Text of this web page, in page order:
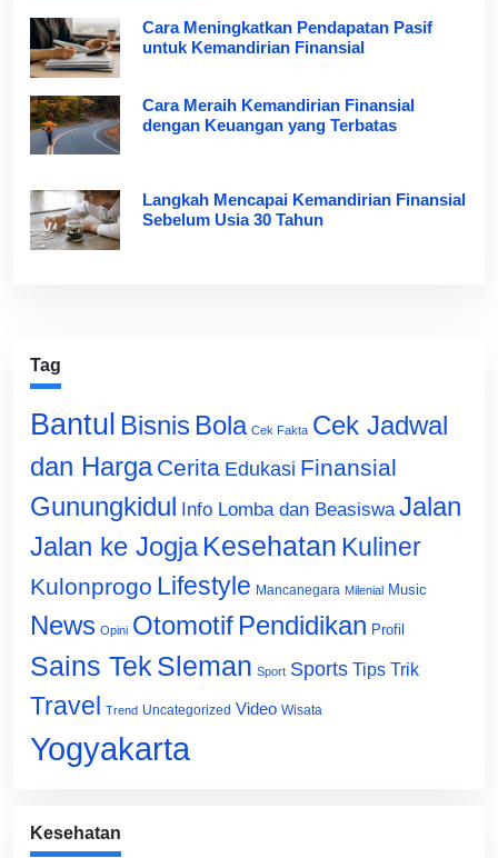
Cara Meningkatkan Pendapatan Pasif
untuk Kemandirian Finansial
Cara Meraih Kemandirian Finansial
dengan Keuangan yang Terbatas
Langkah Mencapai Kemandirian Finansial
Sebelum Usia 30 Tahun
Tag
Bantul Bisnis Bola Cek Fakta Cek Jadwal
dan Harga Cerita Edukasi Finansial
Gunungkidul Info Lomba dan Beasiswa Jalan
Jalan ke Jogja Kesehatan Kuliner
Kulonprogo Lifestyle Mancanegara Milenial Music
News Opini Otomotif Pendidikan Profil
Sains Tek Sleman Sport Sports Tips Trik
Travel Trend Uncategorized Video Wisata
Yogyakarta
Kesehatan